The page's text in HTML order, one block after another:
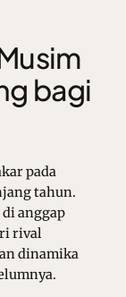
bagi
pada
tahun.
anggap
rival
dinamika